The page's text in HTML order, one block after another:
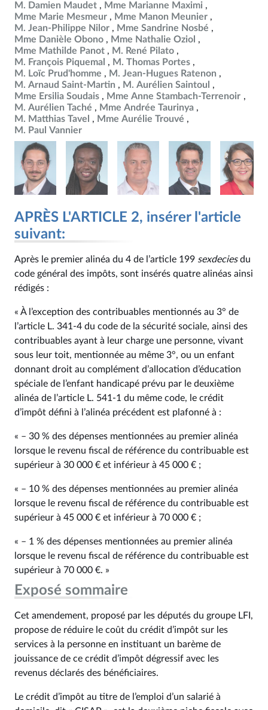
M. Damien Maudet
Mme Marianne Maximi
Mme Marie Mesmeur
Mme Manon Meunier
M. Jean-Philippe Nilor
Mme Sandrine Nosbé
Mme Danièle Obono
Mme Nathalie Oziol
Mme Mathilde Panot
M. René Pilato
M. François Piquemal
M. Thomas Portes
M. Loïc Prud'homme
M. Jean-Hugues Ratenon
M. Arnaud Saint-Martin
M. Aurélien Saintoul
Mme Ersilia Soudais
Mme Anne Stambach-Terrenoir
M. Aurélien Taché
Mme Andrée Taurinya
M. Matthias Tavel
Mme Aurélie Trouvé
M. Paul Vannier
APRÈS L'ARTICLE 2, insérer l'article
suivant:
Après le premier alinéa du 4 de l’article 199 sexdeciesdu
code général des impôts, sont insérés quatre alinéas ainsi
rédigés :
« À l’exception des contribuables mentionnés au 3° de
l’article L. 341‑4 du code de la sécurité sociale, ainsi des
contribuables ayant à leur charge une personne, vivant
sous leur toit, mentionnée au même 3°, ou un enfant
donnant droit au complément d’allocation d’éducation
spéciale de l’enfant handicapé prévu par le deuxième
alinéa de l’article L. 541‑1 du même code, le crédit
d’impôt défini à l’alinéa précédent est plafonné à :
« – 30 % des dépenses mentionnées au premier alinéa
lorsque le revenu fiscal de référence du contribuable est
supérieur à 30 000 € et inférieur à 45 000 € ;
« – 10 % des dépenses mentionnées au premier alinéa
lorsque le revenu fiscal de référence du contribuable est
supérieur à 45 000 € et inférieur à 70 000 € ;
« – 1 % des dépenses mentionnées au premier alinéa
lorsque le revenu fiscal de référence du contribuable est
supérieur à 70 000 €. »
Exposé sommaire
Cet amendement, proposé par les députés du groupe LFI,
propose de réduire le coût du crédit d’impôt sur les
services à la personne en instituant un barème de
jouissance de ce crédit d’impôt dégressif avec les
revenus déclarés des bénéficiaires.
Le crédit d’impôt au titre de l’emploi d’un salarié à